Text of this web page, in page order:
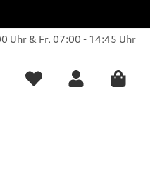
Uhr & Fr. 07:00 - 14:45 Uhr
Sale Collection